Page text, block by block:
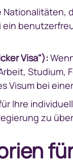
Nationalitäten,
Visa"):
Studium,
Visum bei
Ihre
zu